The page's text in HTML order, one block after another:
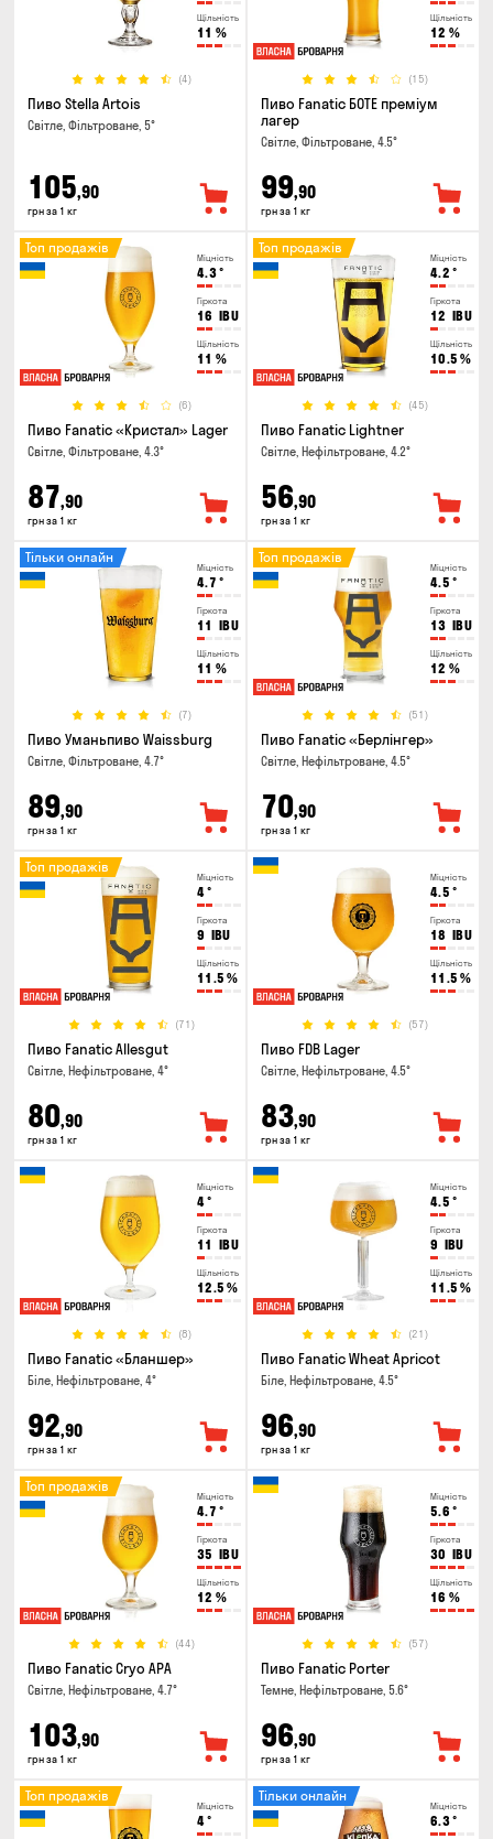
Щільність
11 %
(4)
Пиво Stella Artois
Світле, Фільтроване, 5°
105,90
грн за 1 кг
Щільність
12 %
(15)
Пиво Fanatic БОТЕ преміум
лагер
Світле, Фільтроване, 4.5°
99,90
грн за 1 кг
Міцність
4.3°
Гіркота
16 IBU
Щільність
11 %
(6)
Топ продажів
Пиво Fanatic «Кристал» Lager
Світле, Фільтроване, 4.3°
87,90
грн за 1 кг
Міцність
4.2 °
Гіркота
12 IBU
Щільність
10.5 %
(45)
Топ продажів
Пиво Fanatic Lightner
Світле, Нефільтроване, 4.2°
56,90
грн за 1 кг
Міцність
4.7 °
Гіркота
11 IBU
Щільність
11 %
(7)
Тільки онлайн
Пиво Уманьпиво Waissburg
Світле, Фільтроване, 4.7°
89,90
грн за 1 кг
Міцність
4.5 °
Гіркота
13 IBU
Щільність
12 %
(51)
Топ продажів
Пиво Fanatic «Берлінгер»
Світле, Нефільтроване, 4.5°
70,90
грн за 1 кг
Міцність
4°
Гіркота
9 IBU
Щільність
11.5 %
(71)
Топ продажів
Пиво Fanatic Allesgut
Світле, Нефільтроване, 4°
80,90
грн за 1 кг
Міцність
4.5 °
Гіркота
18 IBU
Щільність
11.5 %
(57)
Пиво FDB Lager
Світле, Нефільтроване, 4.5°
83,90
грн за 1 кг
Міцність
4°
Гіркота
11 IBU
Щільність
12.5 %
(8)
Пиво Fanatic «Бланшер»
Біле, Нефільтроване, 4°
92,90
грн за 1 кг
Міцність
4.5 °
Гіркота
9 IBU
Щільність
11.5 %
(21)
Пиво Fanatic Wheat Apricot
Біле, Нефільтроване, 4.5°
96,90
грн за 1 кг
Міцність
4.7 °
Гіркота
35 IBU
Щільність
12 %
(44)
Топ продажів
Пиво Fanatic Cryo APA
Світле, Нефільтроване, 4.7°
103,90
грн за 1 кг
Міцність
5.6 °
Гіркота
30 IBU
Щільність
16 %
(57)
Пиво Fanatic Porter
Темне, Нефільтроване, 5.6°
96,90
грн за 1 кг
Міцність
4°
Топ продажів
Міцність
6.3°
Тільки онлайн